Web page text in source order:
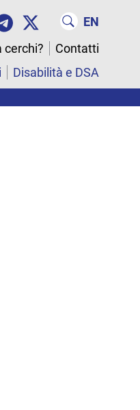
EN
cerchi?
Contatti
Disabilità e DSA